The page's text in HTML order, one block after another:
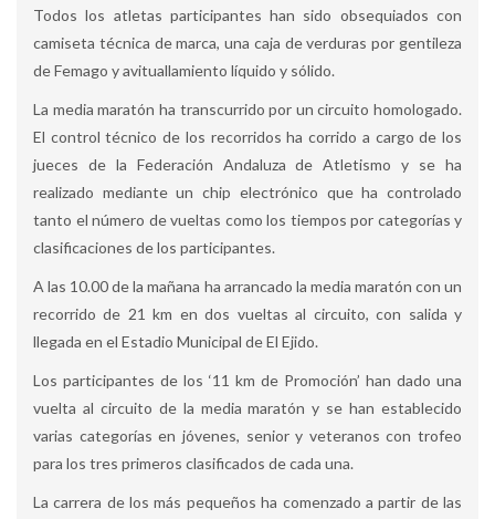
Todos los atletas participantes han sido obsequiados con
camiseta técnica de marca, una caja de verduras por gentileza
de Femago y avituallamiento líquido y sólido.
La media maratón ha transcurrido por un circuito homologado.
El control técnico de los recorridos ha corrido a cargo de los
jueces de la Federación Andaluza de Atletismo y se ha
realizado mediante un chip electrónico que ha controlado
tanto el número de vueltas como los tiempos por categorías y
clasificaciones de los participantes.
A las 10.00 de la mañana ha arrancado la media maratón con un
recorrido de 21 km en dos vueltas al circuito, con salida y
llegada en el Estadio Municipal de El Ejido.
Los participantes de los ‘11 km de Promoción’ han dado una
vuelta al circuito de la media maratón y se han establecido
varias categorías en jóvenes, senior y veteranos con trofeo
para los tres primeros clasificados de cada una.
La carrera de los más pequeños ha comenzado a partir de las